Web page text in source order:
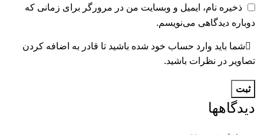
دیدگاهها
ذخیره نام، ایمیل و وبسایت من در مرورگر برای زمانی که
دوباره دیدگاهی می‌نویسم.
شما باید وارد حساب خود شده باشید تا قادر به اضافه کردن
تصاویر در نظرات باشید.